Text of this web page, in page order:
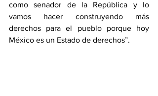
como senador de la República y lo
vamos hacer construyendo más
derechos para el pueblo porque hoy
México es un Estado de derechos”.